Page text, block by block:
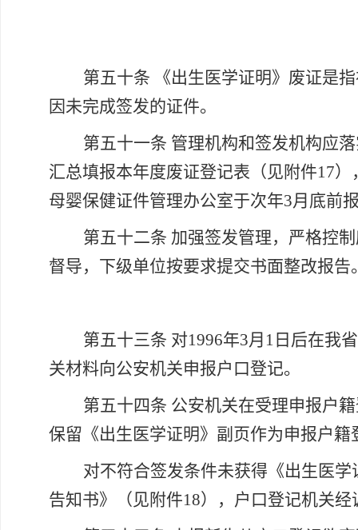
第五十条
《出生医学证明》废证是
因未完成签发的证件。
第五十一条 管理机构和签发机构应
汇总填报本年度废证登记表（见附件17
母婴保健证件管理办公室于次年3月底前
第五十二条 加强签发管理，严格控
督导，下级单位按要求提交书面整改报告
第五十三条 对1996年3月1日后在我
关材料向公安机关申报户口登记。
第五十四条 公安机关在受理申报户
保留《出生医学证明》副页作为申报户
对不符合签发条件未获得《出生医
告知书》（见附件18），户口登记机关